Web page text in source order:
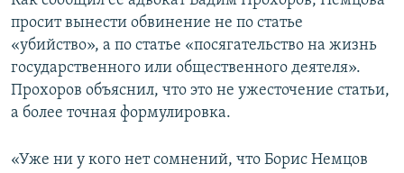
просит вынести обвинение не по статье
«убийство», а по статье «посягательство на жизнь
государственного или общественного деятеля».
Прохоров объяснил, что это не ужесточение статьи,
а более точная формулировка.
«Уже ни у кого нет сомнений, что Борис Немцов